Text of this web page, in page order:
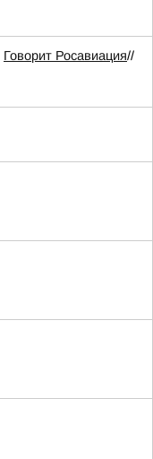
Говорит Росавиация//